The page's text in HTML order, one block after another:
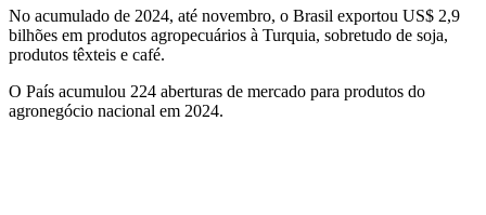
No acumulado de 2024, até novembro, o Brasil exportou US$ 2,9
bilhões em produtos agropecuários à Turquia, sobretudo de soja,
produtos têxteis e café.
O País acumulou 224 aberturas de mercado para produtos do
agronegócio nacional em 2024.